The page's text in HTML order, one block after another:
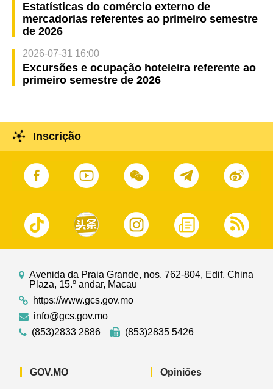
Estatísticas do comércio externo de
mercadorias referentes ao primeiro semestre
de 2026
2026-07-31 16:00
Excursões e ocupação hoteleira referente ao
primeiro semestre de 2026
Inscrição
Avenida da Praia Grande, nos. 762-804, Edif. China
Plaza, 15.º andar, Macau
https://www.gcs.gov.mo
info@gcs.gov.mo
(853)2833 2886
(853)2835 5426
GOV.MO Opiniões